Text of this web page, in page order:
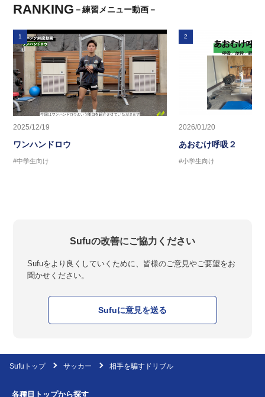
RANKING －練習メニュー動画－
1
2025/12/19
ワンハンドロウ
#中学生向け
2
2026/01/20
あおむけ呼吸２
#小学生向け
Sufuの改善にご協力ください
Sufuをより良くしていくために、皆様のご意見やご要望をお
聞かせください。
Sufuに意見を送る
Sufuトップ サッカー 相手を騙すドリブル
各種目トップから探す